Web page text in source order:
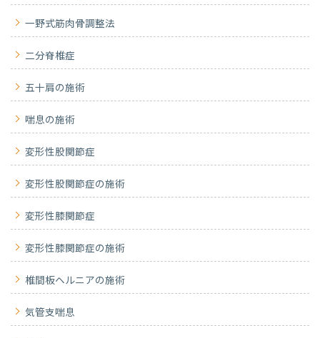
一野式筋肉骨調整法
二分脊椎症
五十肩の施術
喘息の施術
変形性股関節症
変形性股関節症の施術
変形性膝関節症
変形性膝関節症の施術
椎間板ヘルニアの施術
気管支喘息